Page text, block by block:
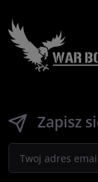
Zapisz